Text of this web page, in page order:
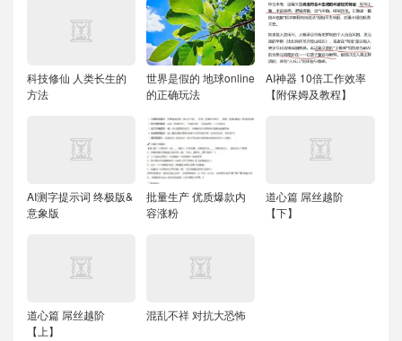
科技修仙 人类长生的
方法
世界是假的 地球online
的正确玩法
AI神器 10倍工作效率
【附保姆及教程】
AI测字提示词 终极版&
意象版
批量生产 优质爆款内
容涨粉
道心篇 屌丝越阶
【下】
道心篇 屌丝越阶
【上】
混乱不祥 对抗大恐怖